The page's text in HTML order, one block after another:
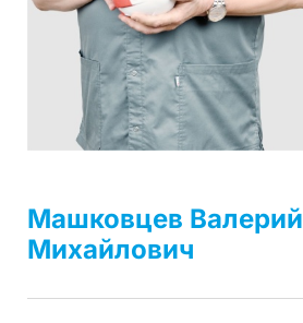
Машковцев Валерий
Михайлович